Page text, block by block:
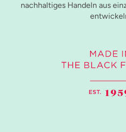
nachhaltiges Handeln aus